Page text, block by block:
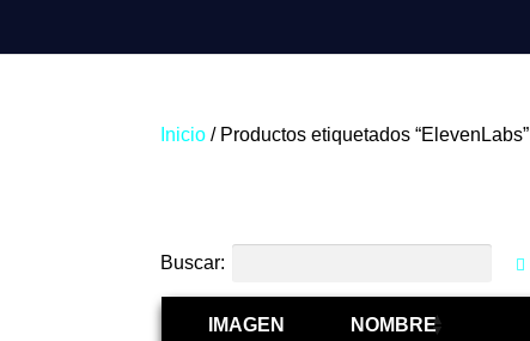
Inicio / Productos etiquetados “ElevenLabs”
Buscar:
IMAGEN NOMBRE